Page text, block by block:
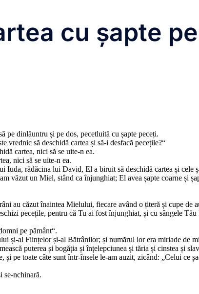
cu șapte
pe dinlăuntru și pe dos, pecetluită cu șapte peceți.
vrednic să deschidă cartea și să-i desfacă pecețile?“
cartea, nici să se uite-n ea.
nici să se uite-n ea.
rădăcina lui David, El a biruit să deschidă cartea și cele
un Miel, stând ca înjunghiat; El avea șapte coarne și
au căzut înaintea Mielului, fiecare având o țiteră și cupe de
pecețile, pentru că Tu ai fost înjunghiat, și cu sângele
pe pământ“.
și-al Ființelor și-al Bătrânilor; și numărul lor era miriade de
puterea și bogăția și înțelepciunea și tăria și cinstea și
și pe toate câte sunt într-însele le-am auzit, zicând: „Celui
se-nchinară.